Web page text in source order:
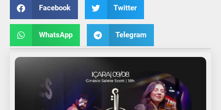
Facebook Twitter
WhatsApp Telegram